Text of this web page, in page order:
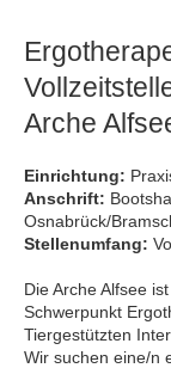
Arche
Einrichtung:
Anschrift:
Osnabrück/
Stellenumfang:
Die Arche Alfsee
Schwerpunkt
Tiergestützten
Wir suchen eine/n